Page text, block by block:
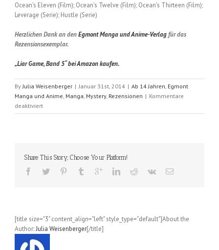
Ocean’s Eleven (Film); Ocean’s Twelve (Film); Ocean’s Thirteen (Film);
Leverage (Serie); Hustle (Serie)
Herzlichen Dank an denEgmont Manga und Anime-Verlagfür das
Rezensionsexemplar.
„Liar Game, Band 5“ bei Amazon kaufen.
By Julia Weisenberger | Januar 31st, 2014 | Ab 14 Jahren Egmont
Manga und Anime Manga Mystery, Rezensionen | Kommentare
deaktiviertfür
Liar
Band
Share This Story, Choose Your Platform!
[title size="3" content_align="left" style_type="default"]About the
Author:Julia Weisenberger[/title]